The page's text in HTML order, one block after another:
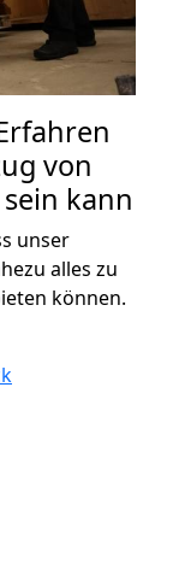
von
kann
unser
alles zu
können.